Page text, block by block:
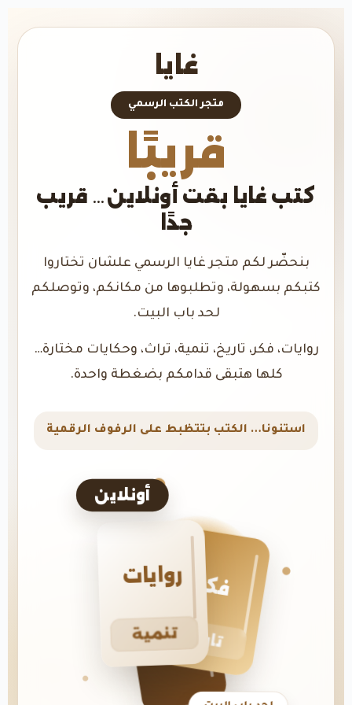
غايا
متجر الكتب الرسمي
قريبًا
كتب غايا بقت أونلاين… قريب
جدًا
بنحضّر لكم متجر غايا الرسمي علشان تختاروا
كتبكم بسهولة، وتطلبوها من مكانكم، وتوصلكم
لحد باب البيت.
روايات، فكر، تاريخ، تنمية، تراث، وحكايات مختارة…
كلها هتبقى قدامكم بضغطة واحدة.
استنونا… الكتب بتتظبط على الرفوف الرقمية
أونلاين
فكر
تاريخ
روايات
تنمية